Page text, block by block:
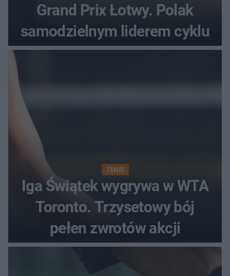
Grand Prix Łotwy. Polak
samodzielnym liderem cyklu
TENIS
Iga Świątek wygrywa w WTA
Toronto. Trzysetowy bój
pełen zwrotów akcji